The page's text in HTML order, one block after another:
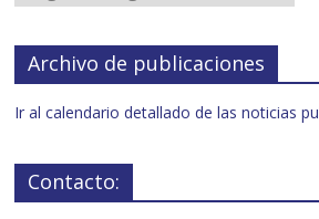
Archivo de publicaciones
Ir al calendario detallado de las noticias
Contacto: